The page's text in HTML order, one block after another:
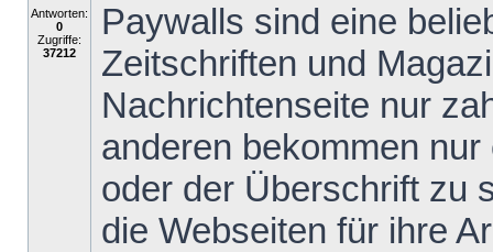
Antworten:
0
Zugriffe:
37212
Paywalls sind eine
Zeitschriften und
Nachrichtenseite nur
anderen bekommen
oder der Überschrift zu
die Webseiten für ihre